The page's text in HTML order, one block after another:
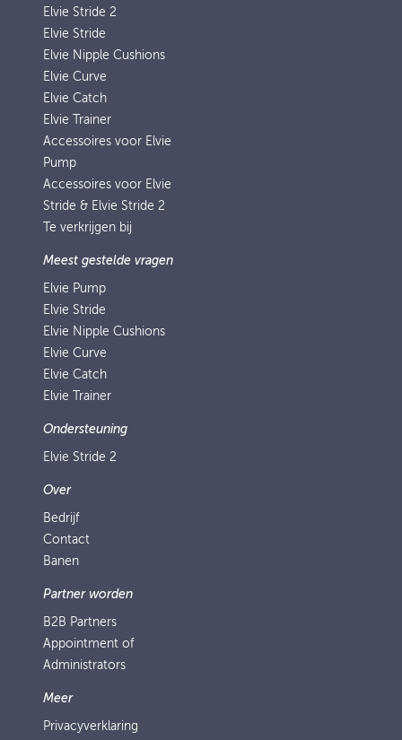
Elvie Stride 2
Elvie Stride
Elvie Nipple Cushions
Elvie Curve
Elvie Catch
Elvie Trainer
Accessoires voor Elvie
Pump
Accessoires voor Elvie
Stride & Elvie Stride 2
Te verkrijgen bij
Meest gestelde vragen
Elvie Pump
Elvie Stride
Elvie Nipple Cushions
Elvie Curve
Elvie Catch
Elvie Trainer
Ondersteuning
Elvie Stride 2
Over
Bedrijf
Contact
Banen
Partner worden
B2B Partners
Appointment of
Administrators
Meer
Privacyverklaring